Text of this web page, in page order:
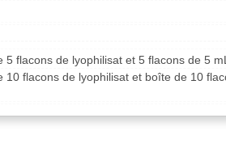
5 flacons de lyophilisat et 5 flacons de 5
10 flacons de lyophilisat et boîte de 10